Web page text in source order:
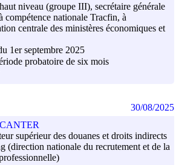
niveau (groupe III), secrétaire générale
compétence nationale Tracfin, à
centrale des ministères économiques et
1er septembre 2025
probatoire de six mois
supérieur des douanes et droits indirects
(direction nationale du recrutement et de la
30/08/2025